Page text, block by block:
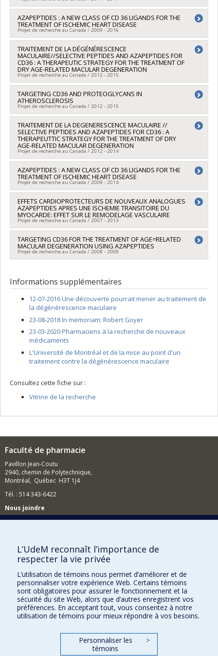
Soutien à des projets rech. (Mitacs) , PVXXXXXX-Stage
Accélération Québec - MITACS , PVXXXXXX-Stage Accélération
Québec - MITACS
Masson
santé du Canada
Programmes de subvention : PVXXXXXX-(PRCS) Recherche
concertée sur la santé (en partenariat avec le CRSNG)
Chercheur principal :William Lubell
Co-chercheurs :Sylvain Chemtob,Huy Ong
Masson
Sources de financement :
CRSNG/Conseil de recherches en
sciences naturelles et génie du Canada (CRSNG)
Programmes de subvention :PVXXXXXX-(PRCS/CHRP)
Recherche en équipe concertée sur la santé avec
l'appareillage (avec IRSC)
AZAPEPTIDES : A NEW CLASS OF CD 36 LIGANDS FOR THE
TREATMENT OF ISCHEMIC HEART DISEASE
Projet de recherche au Canada / 2009 - 2016
Chercheur principal : Huy Ong
Co-chercheurs :Sylvie Marleau,André Carpentier
Sources de financement :IRSC/Instituts de recherche en
santé du Canada
Programmes de subvention :PVXX5647-(MOP) Subvention de
fonctionnement incluant les subventions de fonctionnement
programmatiques (général)
TRAITEMENT DE LA DÉGÉNÉRESCENCE
MACULAIRE//SELECTIVE PEPTIDES AND AZAPEPTIDES FOR
CD36 : A THERAPEUTIC STRATEGY FOR THE TREATMENT OF
DRY AGE-RELATED MACULAR DEGENERATION
Projet de recherche au Canada / 2012 - 2015
Chercheur principal :Huy Ong
Co-chercheurs :Sylvain Chemtob,
Sources de financement :
TARGETING CD36 AND PROTEOGLYCANS IN
ATHEROSCLEROSIS
Projet de recherche au Canada / 2012 - 2015
Chercheur principal : Huy Ong
Co-chercheurs :Sylvie Marleau
Sources de financement :Fondation des maladies du coeur
du Québec
Programmes de subvention :
TRAITEMENT DE LA DEGENERESCENCE MACULAIRE //
SELECTIVE PEPTIDES AND AZAPEPTIDES FOR CD36 : A
THERAPEUTTIC STRATEGY FOR THE TREATMENT OF DRY
AGE-RELATED MACULAR DEGENERATION
Projet de recherche au Canada / 2012 - 2014
Chercheur principal :Huy Ong
Co-chercheurs :Sylvain Chemtob,William Lubell
Sources de financement :
valorisation et transfert (PSVT-v3): Soutien aux entreprises
techno innovantes
AZAPEPTIDES : A NEW CLASS OF CD 36 LIGANDS FOR THE
TREATMENT OF ISCHEMIC HEART DISEASE
Projet de recherche au Canada / 2009 - 2014
Chercheur principal :Huy Ong
EFFETS CARDIOPROTECTEURS DE NOUVEAUX ANALOGUES
AZAPEPTIDES APRES UNE ISCHEMIE TRANSITOIRE DU
MYOCARDE: EFFET SUR LE REMODELAGE VASCULAIRE
Projet de recherche au Canada / 2007 - 2013
Chercheur principal :Sylvie Marleau
Co-chercheurs :Huy Ong,André Carpentier
Sources de financement :
TARGETING CD36 FOR THE TREATMENT OF AGE=RELATED
MACULAR DEGENERATION USING AZAPEPTIDES
Projet de recherche au Canada / 2008 - 2009
Informations supplémentaires
12-07-2016 Une découverte pourrait mener au traitement de
la dégénérescence maculaire
23-08-2018 In memoriam: Robert Goyer
23-03-2020 Pharmaciens à la recherche de nouveaux
médicaments
L'Université de Montréal et de la mise au point d'un
traitement contre la dégénérescence maculaire
Consultez cette fiche sur :
Vitrine de la recherche
Faculté de pharmacie
Pavillon Jean-Coutu
2940, chemin de Polytechnique,
Montréal, Québec H3T 1J4
Tél. : 514 343-6422
Nous joindre
Nous trouver
Plan du site
Accessibilité
L’UdeM reconnaît l’importance de
respecter la vie privée
L’utilisation de témoins nous permet d’améliorer et de
personnaliser votre expérience Web. Certains témoins
sont obligatoires pour assurer le fonctionnement et la
sécurité du site Web, alors que d’autres enregistrent vos
préférences. En acceptant tout, vous consentez à notre
utilisation de témoins pour mieux répondre à vos besoins.
Personnaliser les
témoins
>